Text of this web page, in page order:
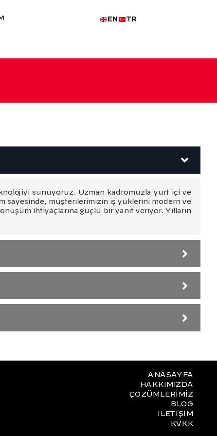
EN TR
sunuyoruz. Uzman kadromuzla yurt içi ve
sayesinde, müşterilerimizin iş yüklerini modern ve
ihtiyaçlarına güçlü bir yanıt veriyor. Yılların
ANASAYFA
HAKKIMIZDA
ÇÖZÜMLERİMİZ
BLOG
İLETİŞİM
KVKK